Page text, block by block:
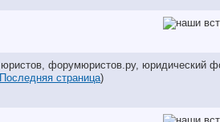
Последняя страница)